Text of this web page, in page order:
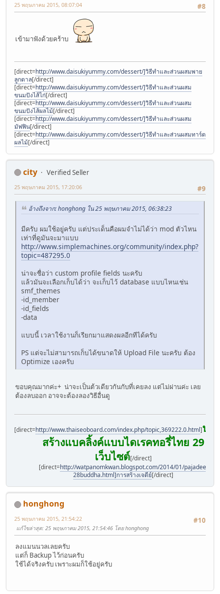
#8
25 พฤษภาคม 2015, 08:07:04
เข้ามาฟังด้วยคร้าบ
[direct=http://www.daisukiyummy.com/dessert/]วิธีทำและส่วนผสมพาย
ลูกตาล[/direct]
[direct=http://www.daisukiyummy.com/dessert/]วิธีทำและส่วนผสม
ขนมปังไส้ไก่[/direct]
[direct=http://www.daisukiyummy.com/dessert/]วิธีทำและส่วนผสม
ขนมปังไส้ผลไม้[/direct]
[direct=http://www.daisukiyummy.com/dessert/]วิธีทำและส่วนผสม
มัฟฟิน[/direct]
[direct=http://www.daisukiyummy.com/dessert/]วิธีทำและส่วนผสมทาร์ต
ผลไม้[/direct]
city
Verified Seller
#9
25 พฤษภาคม 2015, 17:20:06
อ้างถึงจาก: honghong ใน 25 พฤษภาคม 2015, 06:38:23
มีครับ ผมใช้อยู่ครับ แต่ประเด็นคือผมจำไม่ได้ว่า mod ตัวไหน
เท่าที่ดูมันจะมาแบบ
http://www.simplemachines.org/community/index.php?
topic=487295.0
น่าจะชื่อว่า custom profile fields นะครับ
แล้วมันจะเลือกเก็บได้ว่า จะเก็บไว้ database แบบไหนเช่น
smf_themes
-id_member
-id_fields
-data
แบบนี้ เวลาใช้งานก็เรียกมาแสดงผลอีกทีได้ครับ
PS แต่จะไม่สามารถเก็บได้ขนาดให้ Upload File นะครับ ต้อง
Optimize เองครับ
ขอบคุณมากค่ะ+ น่าจะเป็นต้วเดียวกันกับที่เคยลง แต่ไม่ผ่านค่ะ เลย
ต้องลบออก อาจจะต้องลองวิธีอื่นดู
[direct=http://www.thaiseoboard.com/index.php/topic,369222.0.html]บริ
สร้างแบคลิ้งค์แบบไดเรคทอรี่ไทย 29
เว็บไซต์[/direct]
[direct=http://watpanomkwan.blogspot.com/2014/01/pajadee-
28buddha.html]การสร้างเจดีย์[/direct]
honghong
#10
25 พฤษภาคม 2015, 21:54:22
แก้ไขล่าสุด: 25 พฤษภาคม 2015, 21:54:46 โดย honghong
ลงแมนนวลเลยครับ
แต่ก็ Backup ไว้ก่อนครับ
ใช้ได้จริงครับ เพราะผมก็ใช้อยู่ครับ